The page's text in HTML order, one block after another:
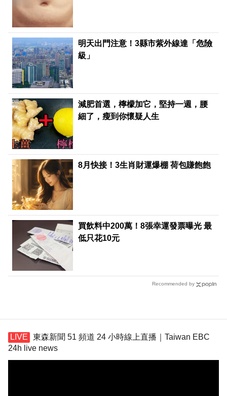
明天出門注意！3縣市紫外線達「危險
級」
減肥首選，檸檬加它，堅持一週，腰
細了，瘦到你懷疑人生
PR
8月快接！3生肖財運爆棚 荷包賺飽飽
買飲料中200萬！8張幸運發票曝光 最
低只花10元
Recommended by
東森新聞 51 頻道 24 小時線上直播｜Taiwan EBC
24h live news